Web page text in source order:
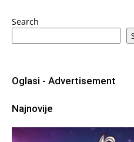
Search
Oglasi - Advertisement
Najnovije